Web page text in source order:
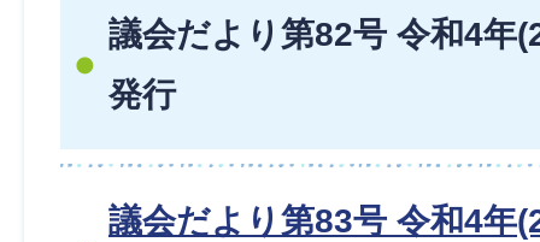
議会だより第82号 令和4年
発行
議会だより第83号 令和4年